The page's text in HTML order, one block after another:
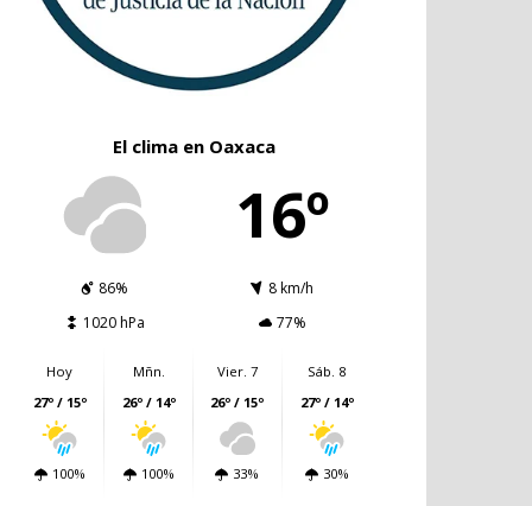
El clima en Oaxaca
16º
86%
8 km/h
1020 hPa
77%
Hoy
27º / 15º
100%
Mñn.
26º / 14º
100%
Vier. 7
26º / 15º
33%
Sáb. 8
27º / 14º
30%